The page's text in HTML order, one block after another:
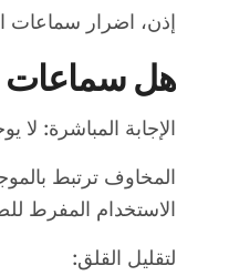
إذن، اضرار سماعات
هل سماعات
الإجابة المباشرة:
المخاوف ترتبط
الاستخدام المفرط
لتقليل القلق: